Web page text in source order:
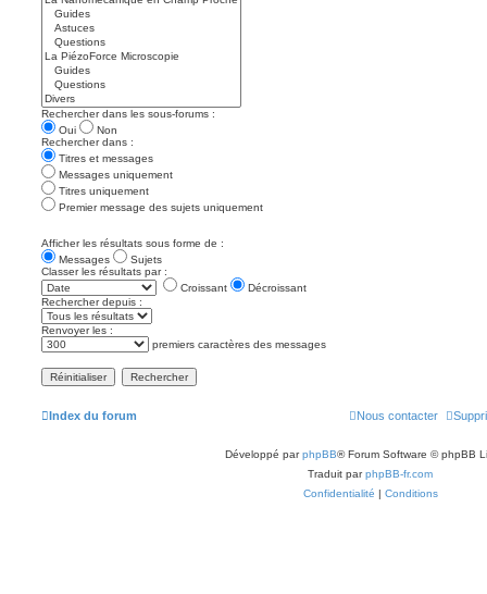
Rechercher dans les sous-forums :
Oui
Non
Rechercher dans :
Titres et messages
Messages uniquement
Titres uniquement
Premier message des sujets uniquement
Afficher les résultats sous forme de :
Messages
Sujets
Classer les résultats par :
Croissant
Décroissant
Rechercher depuis :
Renvoyer les :
premiers caractères des messages
Index du forum Nous contacter
Développé parphpBB® Forum Software © phpBB
Traduit parphpBB-fr.com
Confidentialité | Conditions